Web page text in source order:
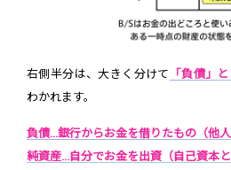
右側半分は、大きく分けて 「負債」
わかれます。
負債...銀行からお金を借りたもの（他
純資産...自分でお金を出資（自己資本と